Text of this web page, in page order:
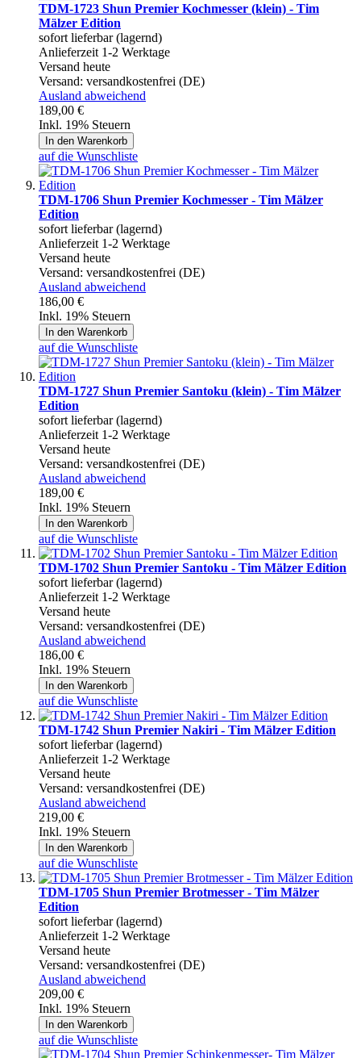
TDM-1723 Shun Premier Kochmesser (klein) - Tim
Mälzer Edition
sofort lieferbar (lagernd)
Anlieferzeit 1-2 Werktage
Versand heute
Versand: versandkostenfrei (DE)
Ausland abweichend
189,00 €
Inkl. 19% Steuern
In den Warenkorb
auf die Wunschliste
TDM-1706 Shun Premier Kochmesser - Tim Mälzer
Edition
sofort lieferbar (lagernd)
Anlieferzeit 1-2 Werktage
Versand heute
Versand: versandkostenfrei (DE)
Ausland abweichend
186,00 €
Inkl. 19% Steuern
In den Warenkorb
auf die Wunschliste
TDM-1727 Shun Premier Santoku (klein) - Tim Mälzer
Edition
sofort lieferbar (lagernd)
Anlieferzeit 1-2 Werktage
Versand heute
Versand: versandkostenfrei (DE)
Ausland abweichend
189,00 €
Inkl. 19% Steuern
In den Warenkorb
auf die Wunschliste
TDM-1702 Shun Premier Santoku - Tim Mälzer Edition
sofort lieferbar (lagernd)
Anlieferzeit 1-2 Werktage
Versand heute
Versand: versandkostenfrei (DE)
Ausland abweichend
186,00 €
Inkl. 19% Steuern
In den Warenkorb
auf die Wunschliste
TDM-1742 Shun Premier Nakiri - Tim Mälzer Edition
sofort lieferbar (lagernd)
Anlieferzeit 1-2 Werktage
Versand heute
Versand: versandkostenfrei (DE)
Ausland abweichend
219,00 €
Inkl. 19% Steuern
In den Warenkorb
auf die Wunschliste
TDM-1705 Shun Premier Brotmesser - Tim Mälzer
Edition
sofort lieferbar (lagernd)
Anlieferzeit 1-2 Werktage
Versand heute
Versand: versandkostenfrei (DE)
Ausland abweichend
209,00 €
Inkl. 19% Steuern
In den Warenkorb
auf die Wunschliste